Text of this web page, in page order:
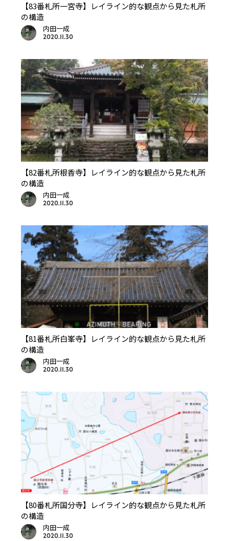
【83番札所一宮寺】レイライン的な観点から見た札所
の構造
内田一成
2020.11.30
【82番札所根香寺】レイライン的な観点から見た札所
の構造
内田一成
2020.11.30
【81番札所白峯寺】レイライン的な観点から見た札所
の構造
内田一成
2020.11.30
【80番札所国分寺】レイライン的な観点から見た札所
の構造
内田一成
2020.11.30